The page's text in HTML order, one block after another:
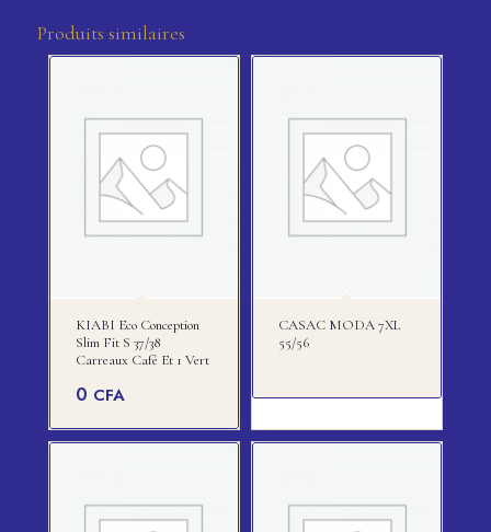
Produits similaires
KIABI Eco Conception
Slim Fit S 37/38
Carreaux Café Et 1 Vert
0 CFA
CASAC MODA 7XL
55/56